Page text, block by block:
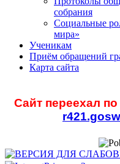
собрания
Социальные
мира»
Ученикам
Приём обращений
Карта сайта
Сайт переехал